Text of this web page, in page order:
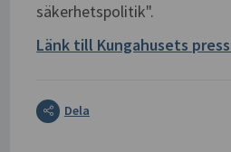
säkerhetspolitik".
Länk till Kungahusets
Dela